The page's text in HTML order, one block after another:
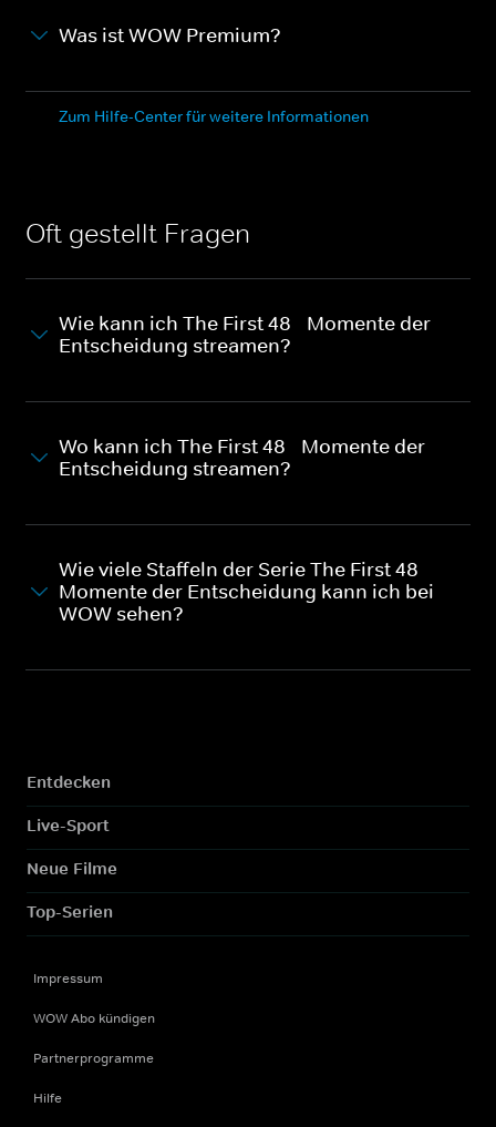
Was ist WOW Premium?
Zum Hilfe-Center für weitere Informationen
Oft gestellt Fragen
Wie kann ich The First 48 - Momente der
Entscheidung streamen?
Wo kann ich The First 48 - Momente der
Entscheidung streamen?
Wie viele Staffeln der Serie The First 48 -
Momente der Entscheidung kann ich bei
WOW sehen?
Entdecken
Live-Sport
Neue Filme
Top-Serien
Impressum
WOW Abo kündigen
Partnerprogramme
Hilfe